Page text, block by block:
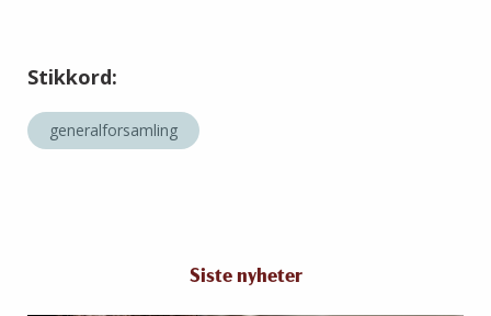
Stikkord:
generalforsamling
Siste nyheter